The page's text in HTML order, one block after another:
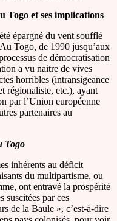
Togo et ses implications
épargné du vent soufflé
Togo, de 1990 jusqu’aux
de démocratisation
a vu naitre de vives
horribles (intransigeance
régionaliste, etc.), ayant
par l’Union européenne
partenaires au
Togo
inhérents au déficit
du multipartisme, ou
ont entravé la prospérité
suscitées par ces
de la Baule », c’est-à-dire